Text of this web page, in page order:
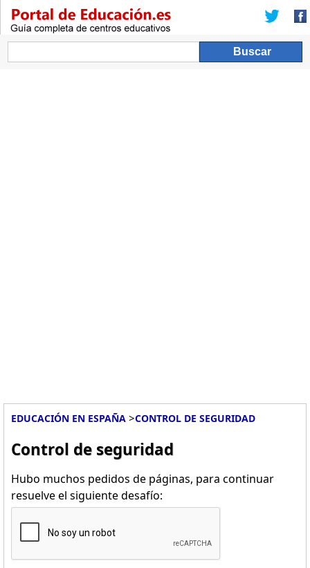
EDUCACIÓN EN ESPAÑA >CONTROL DE SEGURIDAD
Control de seguridad
Hubo muchos pedidos de páginas, para continuar
resuelve el siguiente desafío: